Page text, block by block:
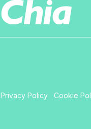
Privacy Policy
Cookie